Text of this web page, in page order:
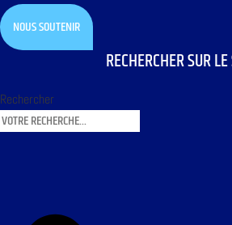
NOUS SOUTENIR
RECHERCHER SUR
Rechercher